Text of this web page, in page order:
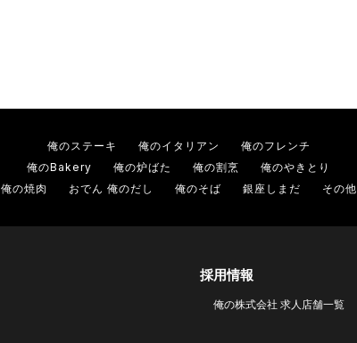
俺のステーキ 俺のイタリアン
俺のフレンチ
俺のBakery
俺の炉ばた 俺の割烹
俺のやきとり
俺の焼肉
おでん 俺のだし 俺のそば 銀座しまだ その他
採用情報
俺の株式会社 求人店舗一覧